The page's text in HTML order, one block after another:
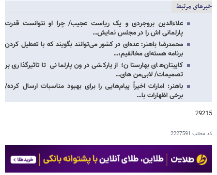
خبرهای مرتبط
علاءالدین بروجردی و یک ریاست عجیب/ چرا او نتوانست قدرت
پارلمانی اش را در مجلس نمایش…
محمدرضا باهنر: عده‌ای در کشور می‌توانند بگویند که با تعطیل کردن
برنامه هسته‌ای مخالفیم،…
کاپیتان‌های بهارستان؛ از یارکشی درون پارلمانی تا تاثیرگذاری بر
تصمیمات/ لابی‌من های…
باهنر: امارات اخیراً پیام‌هایی را برای بهبود مناسبات ارسال کرده/
برخی اظهارات با…
29215
کد مطلب 2227591